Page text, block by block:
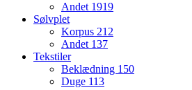
Andet 1919
Sølvplet
Korpus 212
Andet 137
Tekstiler
Beklædning 150
Duge 113